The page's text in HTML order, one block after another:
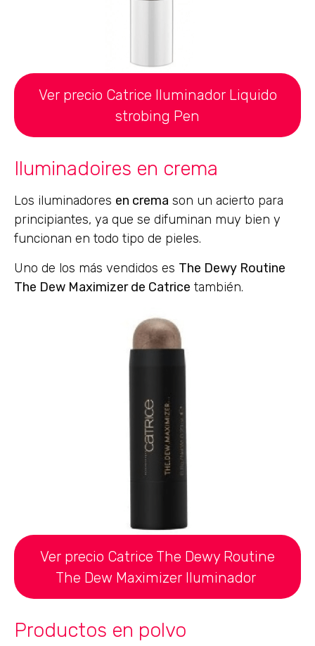
Ver precio Catrice Iluminador Liquido
strobing Pen
Iluminadoires en crema
Los iluminadores en crema son un acierto para
principiantes, ya que se difuminan muy bien y
funcionan en todo tipo de pieles.
Uno de los más vendidos es The Dewy Routine
The Dew Maximizer de Catrice también.
Ver precio Catrice The Dewy Routine
The Dew Maximizer Iluminador
Productos en polvo